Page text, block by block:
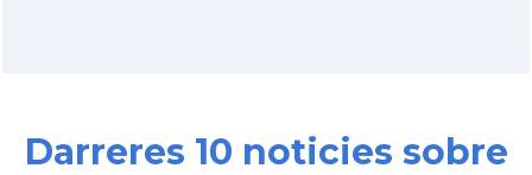
Darreres 10 noticies sobre